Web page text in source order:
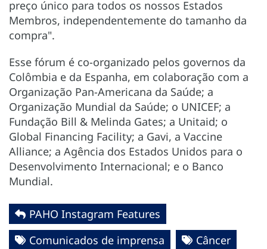
preço único para todos os nossos Estados
Membros, independentemente do tamanho da
compra".
Esse fórum é co-organizado pelos governos da
Colômbia e da Espanha, em colaboração com a
Organização Pan-Americana da Saúde; a
Organização Mundial da Saúde; o UNICEF; a
Fundação Bill & Melinda Gates; a Unitaid; o
Global Financing Facility; a Gavi, a Vaccine
Alliance; a Agência dos Estados Unidos para o
Desenvolvimento Internacional; e o Banco
Mundial.
PAHO Instagram Features
Comunicados de imprensa
Câncer